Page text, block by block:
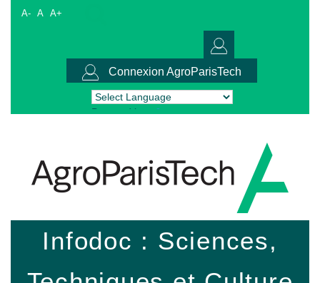
A- A A+
Connexion AgroParisTech
Powered by Translate
Infodoc : Sciences,